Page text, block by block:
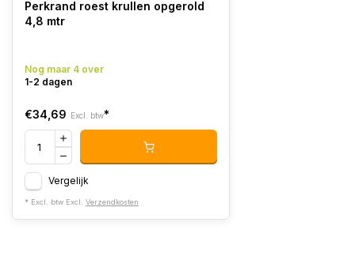
Perkrand roest krullen opgerold
4,8 mtr
Nog maar 4 over
1-2 dagen
€34,69 Excl. btw*
Vergelijk
* Excl. btw Excl. Verzendkosten